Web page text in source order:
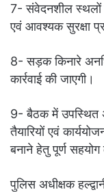
7- संवेदनशील स्थलों
एवं आवश्यक सुरक्षा
8- सड़क किनारे
कार्रवाई की जाएगी।
9- बैठक में उपस्थित
तैयारियों एवं
बनाने हेतु पूर्ण
पुलिस अधीक्षक